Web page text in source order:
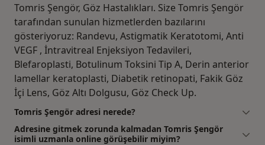
Tomris Şengör, Göz Hastalıkları. Size Tomris Şengör
tarafından sunulan hizmetlerden bazılarını
gösteriyoruz: Randevu, Astigmatik Keratotomi, Anti
VEGF , İntravitreal Enjeksiyon Tedavileri,
Blefaroplasti, Botulinum Toksini Tip A, Derin anterior
lamellar keratoplasti, Diabetik retinopati, Fakik Göz
İçi Lens, Göz Altı Dolgusu, Göz Check Up.
Tomris Şengör adresi nerede?
Adresine gitmek zorunda kalmadan Tomris Şengör
isimli uzmanla online görüşebilir miyim?